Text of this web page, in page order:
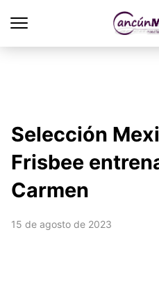
Selección
Frisbee
Carmen
15 de agosto de 2023